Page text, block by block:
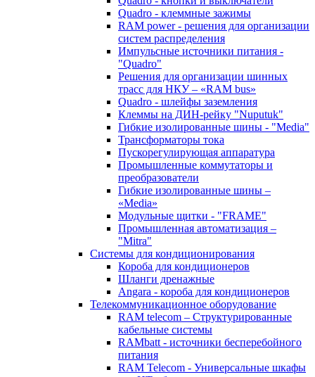
Quadro - клеммные зажимы
RAM power - решения для организации
систем распределения
Импульсные источники питания -
"Quadro"
Решения для организации шинных
трасс для НКУ – «RAM bus»
Quadro - шлейфы заземления
Клеммы на ДИН-рейку "Nuputuk"
Гибкие изолированные шины - "Media"
Трансформаторы тока
Пускорегулирующая аппаратура
Промышленные коммутаторы и
преобразователи
Гибкие изолированные шины –
«Media»
Модульные щитки - "FRAME"
Промышленная автоматизация –
"Mitra"
Системы для кондиционирования
Короба для кондиционеров
Шланги дренажные
Angara - короба для кондиционеров
Телекоммуникационное оборудование
RAM telecom – Структурированные
кабельные системы
RAMbatt - источники бесперебойного
питания
RAM Telecom - Универсальные шкафы